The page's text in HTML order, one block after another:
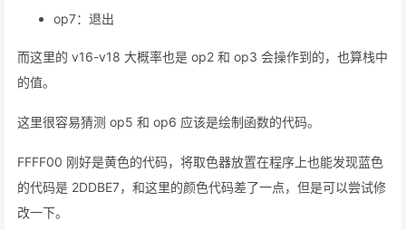
op7：退出
而这里的 v16-v18 大概率也是 op2 和 op3 会操作到的，也算栈中
的值。
这里很容易猜测 op5 和 op6 应该是绘制函数的代码。
FFFF00 刚好是黄色的代码，将取色器放置在程序上也能发现蓝色
的代码是 2DDBE7，和这里的颜色代码差了一点，但是可以尝试修
改一下。